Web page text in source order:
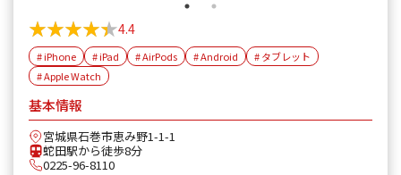
★★★★★
★★★★★4.4
# iPhone # iPad # AirPods # Android
# タブレット
# Apple Watch
基本情報
宮城県石巻市恵み野1-1-1
蛇田駅から徒歩8分
0225-96-8110